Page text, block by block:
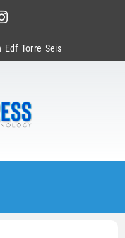
Torre Seis